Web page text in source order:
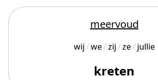
meervoud
wij we zij ze jullie
kreten